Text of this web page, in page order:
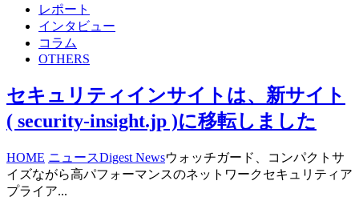
レポート
インタビュー
コラム
OTHERS
セキュリティインサイトは、新サイト
( security-insight.jp )に移転しました
HOME ニュースDigest Newsウォッチガード、コンパクトサ
イズながら高パフォーマンスのネットワークセキュリティア
プライア...